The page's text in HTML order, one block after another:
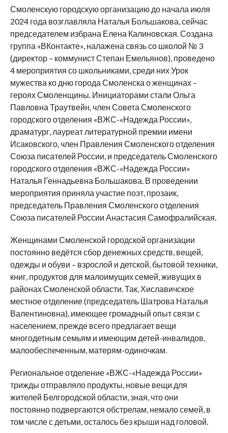
Смоленскую городскую организацию до начала июля
2024 года возглавляла Наталья Большакова, сейчас
председателем избрана Елена Калиновская. Создана
группа «ВКонтакте», налажена связь со школой № 3
(директор – коммунист Степан Емельянов), проведено
4 мероприятия со школьниками, среди них Урок
мужества ко дню города Смоленска о женщинах –
героях Смоленщины. Инициаторами стали Ольга
Павловна Траутвейн, член Совета Смоленского
городского отделения «ВЖС-«Надежда России»,
драматург, лауреат литературной премии имени
Исаковского, член Правления Смоленского отделения
Союза писателей России, и председатель Смоленского
городского отделения «ВЖС-«Надежда России»
Наталья Геннадьевна Большакова. В проведении
мероприятия приняла участие поэт, прозаик,
председатель Правления Смоленского отделения
Союза писателей России Анастасия Самофралийская.
Женщинами Смоленской городской организации
постоянно ведётся сбор денежных средств, вещей,
одежды и обуви – взрослой и детской, бытовой техники,
книг, продуктов для малоимущих семей, живущих в
районах Смоленской области. Так, Хиславичское
местное отделение (председатель Шатрова Наталья
Валентиновна), имеющее громадный опыт связи с
населением, прежде всего предлагает вещи
многодетным семьям и имеющим детей-инвалидов,
малообеспеченным, матерям-одиночкам.
Региональное отделение «ВЖС-«Надежда России»
трижды отправляло продукты, новые вещи для
жителей Белгородской области, зная, что они
постоянно подвергаются обстрелам, немало семей, в
том числе с детьми, осталось без крыши над головой.